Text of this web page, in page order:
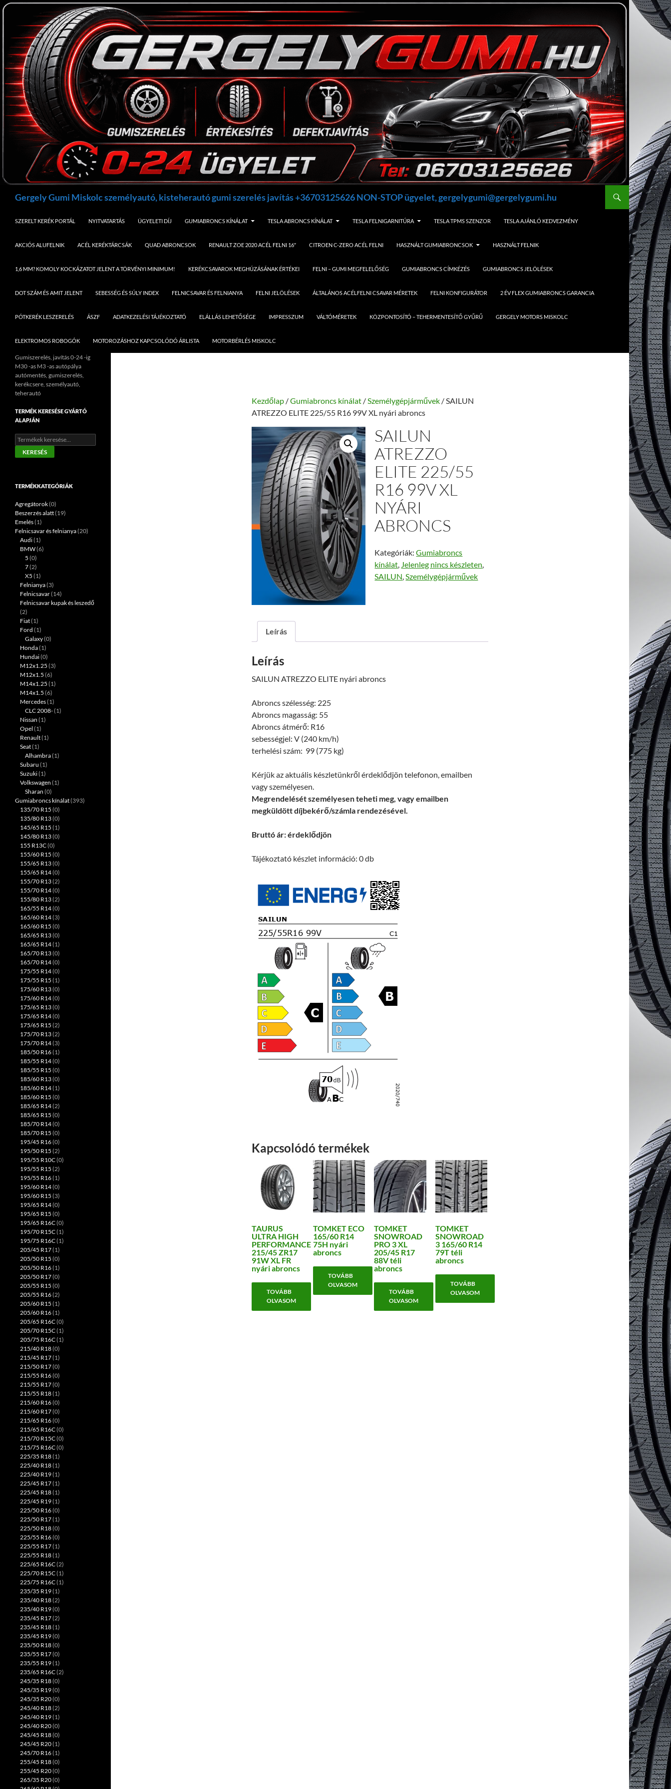
Kilépés
tartalomba
Gergely Gumi Miskolc személyautó, kisteherautó gumi szerelés javítás +36703125626 NON-STOP ügyelet, gergelygumi@gergelygumi.hu
SZERELT KERÉK PORTÁL NYITVATARTÁS ÜGYELETI DÍJ GUMIABRONCS KÍNÁLAT TESLA ABRONCS KÍNÁLAT TESLA FELNIGARNITÚRA TESLA TPMS SZENZOR TESLA AJÁNLÓ KEDVEZMÉNY
AKCIÓS ALUFELNIK ACÉL KERÉKTÁRCSÁK QUAD ABRONCSOK RENAULT ZOE 2020 ACÉL FELNI 16″ CITROEN C-ZERO ACÉL FELNI HASZNÁLT GUMIABRONCSOK HASZNÁLT FELNIK
1,6 MM? KOMOLY KOCKÁZATOT JELENT A TÖRVÉNYI MINIMUM! KERÉKCSAVAROK MEGHÚZÁSÁNAK ÉRTÉKEI FELNI – GUMI MEGFELELŐSÉG GUMIABRONCS CÍMKÉZÉS GUMIABRONCS JELÖLÉSEK
DOT SZÁM ÉS AMIT JELENT SEBESSÉG ÉS SÚLY INDEX FELNICSAVAR ÉS FELNIANYA FELNI JELÖLÉSEK ÁLTALÁNOS ACÉLFELNI CSAVAR MÉRETEK FELNI KONFIGURÁTOR 2 ÉV FLEX GUMIABRONCS GARANCIA
PÓTKERÉK LESZERELÉS ÁSZF ADATKEZELÉSI TÁJÉKOZTATÓ ELÁLLÁS LEHETŐSÉGE IMPRESSZUM VÁLTÓMÉRETEK KÖZPONTOSÍTÓ – TEHERMENTESÍTŐ GYŰRŰ GERGELY MOTORS MISKOLC
ELEKTROMOS ROBOGÓK MOTOROZÁSHOZ KAPCSOLÓDÓ ÁRLISTA MOTORBÉRLÉS MISKOLC
Kezdőlap /Gumiabroncs kínálat /Személygépjárművek / SAILUN
ATREZZO ELITE 225/55 R16 99V XL nyári abroncs
SAILUN
ATREZZO
ELITE 225/55
R16 99V XL
NYÁRI
ABRONCS
Kategóriák:Gumiabroncs
kínálat, Jelenleg nincs készleten,
SAILUN,Személygépjárművek
Leírás
Leírás
SAILUN ATREZZO ELITE nyári abroncs
Abroncs szélesség: 225
Abroncs magasság: 55
Abroncs átmérő: R16
sebességjel: V (240 km/h)
terhelési szám: 99 (775 kg)
Kérjük az aktuális készletünkről érdeklődjön telefonon, emailben
vagy személyesen.
Megrendelését személyesen teheti meg, vagy emailben
megküldött díjbekérő/számla rendezésével.
Bruttó ár: érdeklődjön
Tájékoztató készlet információ: 0 db
Kapcsolódó termékek
TAURUS
ULTRA HIGH
PERFORMANCE
215/45 ZR17
91W XL FR
nyári abroncs
TOVÁBB
OLVASOM
TOMKET ECO
165/60 R14
75H nyári
abroncs
TOVÁBB
OLVASOM
TOMKET
SNOWROAD
PRO 3 XL
205/45 R17
88V téli
abroncs
TOVÁBB
OLVASOM
TOMKET
SNOWROAD
3 165/60 R14
79T téli
abroncs
TOVÁBB
OLVASOM
Gumiszerelés, javítás 0-24 -ig
M30 -as M3 -as autópálya
autómentés, gumiszerelés,
kerékcsere, személyautó,
teherautó
TERMÉK KERESÉSE GYÁRTÓ
ALAPJÁN
Keresés
a
következőre:
KERESÉS
TERMÉKKATEGÓRIÁK
Agregátorok(0)
Beszerzés alatt(19)
Emelés(1)
Felnicsavar és felnianya(20)
Audi(1)
BMW(6)
5 (0)
7(2)
X5 (1)
Felnianya(3)
Felnicsavar(14)
Felnicsavar kupak és leszedő
(2)
Fiat(1)
Ford (1)
Galaxy(0)
Honda(1)
Hundai(0)
M12x1.25 (3)
M12x1.5 (6)
M14x1.25 (1)
M14x1.5 (6)
Mercedes(1)
CLC 2008-(1)
Nissan (1)
Opel (1)
Renault(1)
Seat(1)
Alhambra(1)
Subaru (1)
Suzuki(1)
Volkswagen (1)
Sharan (0)
Gumiabroncs kínálat(393)
135/70 R15 (0)
135/80 R13(0)
145/65 R15 (1)
145/80 R13(0)
155 R13C(0)
155/60 R15 (0)
155/65 R13(0)
155/65 R14(0)
155/70 R13(2)
155/70 R14(0)
155/80 R13(2)
165/55 R14(0)
165/60 R14(3)
165/60 R15 (0)
165/65 R13(0)
165/65 R14(1)
165/70 R13(0)
165/70 R14(0)
175/55 R14(0)
175/55 R15 (1)
175/60 R13(0)
175/60 R14(0)
175/65 R13(0)
175/65 R14(0)
175/65 R15 (2)
175/70 R13(2)
175/70 R14(3)
185/50 R16(1)
185/55 R14(0)
185/55 R15 (0)
185/60 R13(0)
185/60 R14(1)
185/60 R15 (0)
185/65 R14(2)
185/65 R15 (0)
185/70 R14(0)
185/70 R15 (0)
195/45 R16(0)
195/50 R15 (2)
195/55 R10C(0)
195/55 R15 (2)
195/55 R16(1)
195/60 R14(0)
195/60 R15 (3)
195/65 R14(0)
195/65 R15 (0)
195/65 R16C(0)
195/70 R15C(1)
195/75 R16C(1)
205/45 R17(1)
205/50 R15 (0)
205/50 R16(1)
205/50 R17(0)
205/55 R15 (0)
205/55 R16(2)
205/60 R15 (1)
205/60 R16(1)
205/65 R16C(0)
205/70 R15C(1)
205/75 R16C(1)
215/40 R18(0)
215/45 R17(1)
215/50 R17(0)
215/55 R16(0)
215/55 R17(0)
215/55 R18(1)
215/60 R16(0)
215/60 R17(0)
215/65 R16(0)
215/65 R16C(0)
215/70 R15C(0)
215/75 R16C(0)
225/35 R18(1)
225/40 R18(1)
225/40 R19(1)
225/45 R17(1)
225/45 R18(1)
225/45 R19(1)
225/50 R16(0)
225/50 R17(1)
225/50 R18(0)
225/55 R16(0)
225/55 R17(1)
225/55 R18(1)
225/65 R16C(2)
225/70 R15C(1)
225/75 R16C(1)
235/35 R19(1)
235/40 R18(2)
235/40 R19(0)
235/45 R17(2)
235/45 R18(1)
235/45 R19(0)
235/50 R18(0)
235/55 R17(0)
235/55 R19(1)
235/65 R16C(2)
245/35 R18(0)
245/35 R19(0)
245/35 R20(0)
245/40 R18(2)
245/40 R19(1)
245/40 R20(0)
245/45 R18(0)
245/45 R20(1)
245/70 R16(1)
255/45 R18(0)
255/45 R20(0)
265/35 R20(0)